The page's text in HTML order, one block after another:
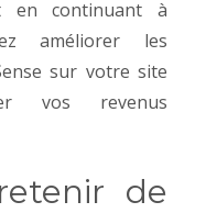
en continuant à
améliorer les
sur votre site
vos revenus
de